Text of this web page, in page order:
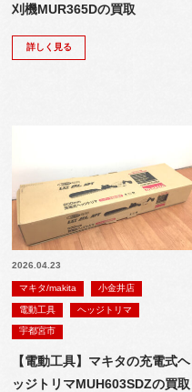
刈機MUR365Dの買取
詳しく見る
2026.04.23
マキタ/makita 小金井店
電動工具 ヘッジトリマ
宇都宮市
【電動工具】マキタの充電式ヘ
ッジトリマMUH603SDZの買取